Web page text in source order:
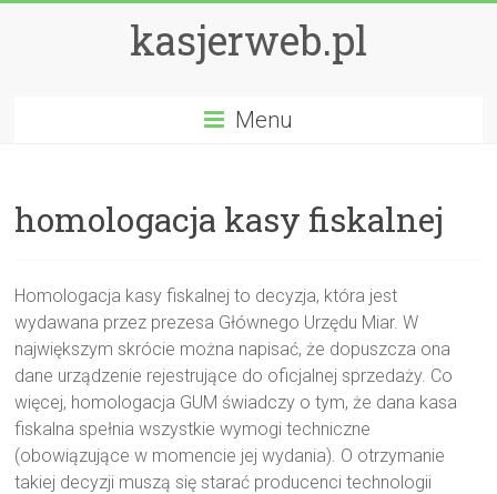
kasjerweb.pl
Menu
homologacja kasy fiskalnej
Homologacja kasy fiskalnej to decyzja, która jest
wydawana przez prezesa Głównego Urzędu Miar. W
największym skrócie można napisać, że dopuszcza ona
dane urządzenie rejestrujące do oficjalnej sprzedaży. Co
więcej, homologacja GUM świadczy o tym, że dana kasa
fiskalna spełnia wszystkie wymogi techniczne
(obowiązujące w momencie jej wydania). O otrzymanie
takiej decyzji muszą się starać producenci technologii